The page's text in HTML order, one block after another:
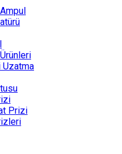
Uzatma
Prizi